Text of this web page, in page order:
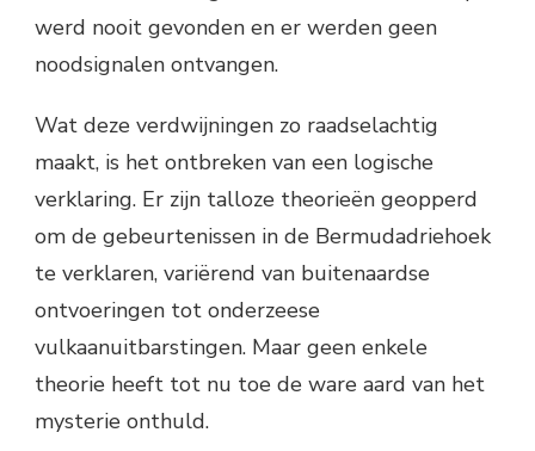
werd nooit gevonden en er werden geen
noodsignalen ontvangen.
Wat deze verdwijningen zo raadselachtig
maakt, is het ontbreken van een logische
verklaring. Er zijn talloze theorieën geopperd
om de gebeurtenissen in de Bermudadriehoek
te verklaren, variërend van buitenaardse
ontvoeringen tot onderzeese
vulkaanuitbarstingen. Maar geen enkele
theorie heeft tot nu toe de ware aard van het
mysterie onthuld.